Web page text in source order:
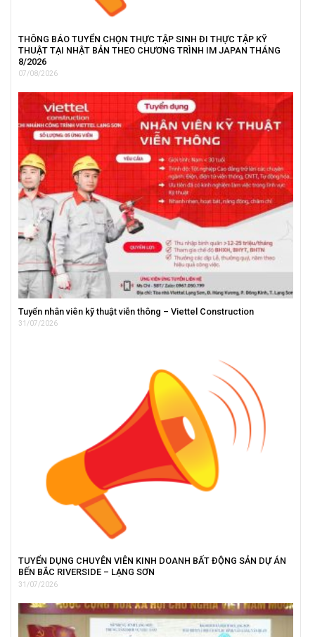
THÔNG BÁO TUYỂN CHỌN THỰC TẬP SINH ĐI THỰC TẬP KỸ
THUẬT TẠI NHẬT BẢN THEO CHƯƠNG TRÌNH IM JAPAN THÁNG
8/2026
07/08/2026
Tuyển nhân viên kỹ thuật viễn thông – Viettel Construction
31/07/2026
TUYỂN DỤNG CHUYÊN VIÊN KINH DOANH BẤT ĐỘNG SẢN DỰ ÁN
BẾN BẮC RIVERSIDE – LẠNG SƠN
31/07/2026